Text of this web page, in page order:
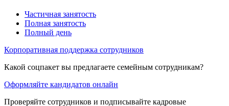
Частичная занятость
Полная занятость
Полный день
Корпоративная поддержка сотрудников
Какой соцпакет вы предлагаете семейным сотрудникам?
Оформляйте кандидатов онлайн
Проверяйте сотрудников и подписывайте кадровые